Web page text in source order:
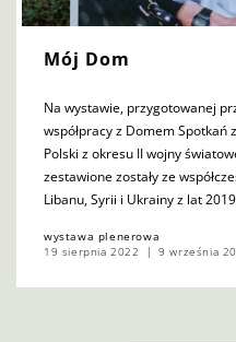
Mój Dom
Na wystawie, przygotowanej
współpracy z Domem
Polski z okresu II wojny
zestawione zostały ze
Libanu, Syrii i Ukrainy z lat
wystawa plenerowa
19 sierpnia 2022
9 września